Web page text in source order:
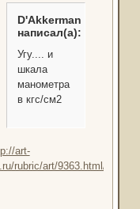
D'Akkerman
написал(а):
Угу.... и
шкала
манометра
в кгс/см2
art-
rubric/art/9363.html/